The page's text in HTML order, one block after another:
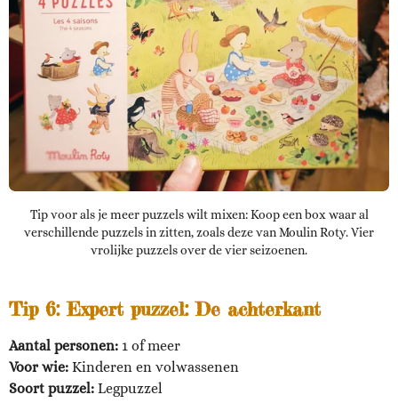
Tip voor als je meer puzzels wilt mixen: Koop een box waar al
verschillende puzzels in zitten, zoals deze van Moulin Roty. Vier
vrolijke puzzels over de vier seizoenen.
Tip 6: Expert puzzel: De achterkant
Aantal personen: 1 of meer
Voor wie: Kinderen en volwassenen
Soort puzzel: Legpuzzel